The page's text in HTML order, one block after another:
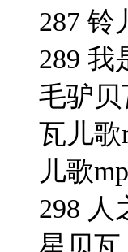
287 铃
289 我
毛驴贝
瓦儿歌
儿歌
298 人
星贝瓦